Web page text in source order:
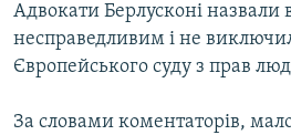
Адвокати Берлусконі назвали
несправедливим і не
Європейського суду з прав
За словами коментаторів,